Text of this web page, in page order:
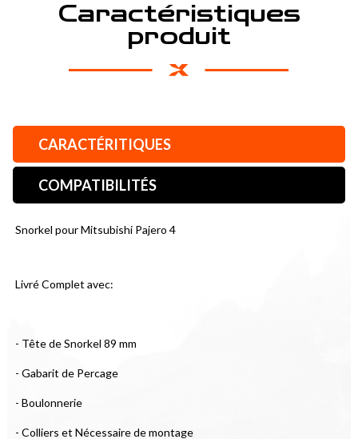
Caractéristiques
produit
CARACTÉRITIQUES
COMPATIBILITÉS
Snorkel pour Mitsubishi Pajero 4
Livré Complet avec:
- Tête de Snorkel 89 mm
- Gabarit de Percage
- Boulonnerie
- Colliers et Nécessaire de montage